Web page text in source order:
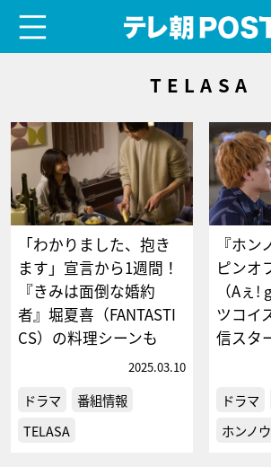
TELASA
「わかりました、抱き
ます」宣言から1週間！
『きみは面倒な婚約
者』堀夏喜（FANTASTI
CS）の料理シーンも
2025.03.10
ドラマ
番組情報
TELASA
『ホ
ピンオ
（Aぇ
ツコイ
信スタ
ドラマ
ホンノ